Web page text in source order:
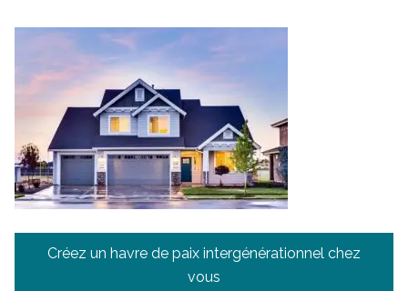
Navigation
Créez un havre de paix intergénérationnel chez
vous